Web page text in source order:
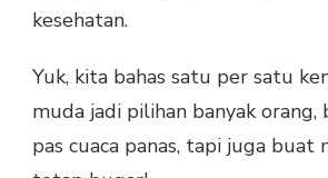
kesehatan.
Yuk, kita bahas satu per satu
muda jadi pilihan banyak orang,
pas cuaca panas, tapi juga buat